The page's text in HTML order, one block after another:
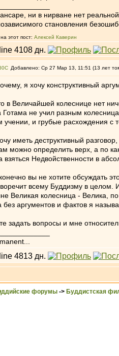
ни в нирване нет
становления
этот пост: Алексей Каверин
Добавлено: Ср 27 Мар 13, 11:51 (13 лет
я хочу конструктивный
в Величайшей колеснице нет
Готама не учил разным
учении, и грубые расхождения с
иметь деструктивный
можно определить верх, а по
взяться Недвойственности в
вы не хотите обсуждать
всему Буддизму в целом.
Великая колесница - Велика,
без аргументов и фактов я
задать вопросы и мне
форумы -> Буддистская